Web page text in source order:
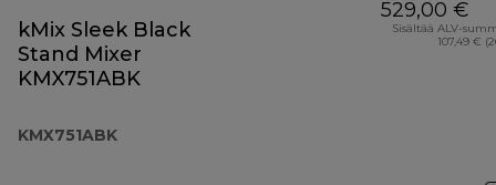
kMix Sleek Black
Stand Mixer
KMX751ABK
KMX751ABK
529,00 €
Sisältää ALV-
107,49 €